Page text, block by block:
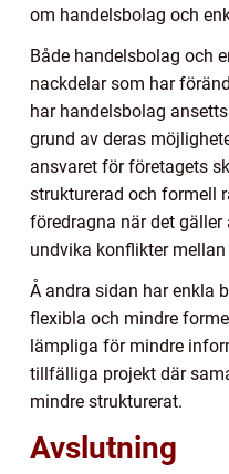
om handelsbolag och
Både handelsbolag och
nackdelar som har
har handelsbolag
grund av deras
ansvaret för företagets
strukturerad och formell
föredragna när det
undvika konflikter
Å andra sidan har enkla
flexibla och mindre
lämpliga för mindre
tillfälliga projekt där
mindre strukturerat.
Avslutning